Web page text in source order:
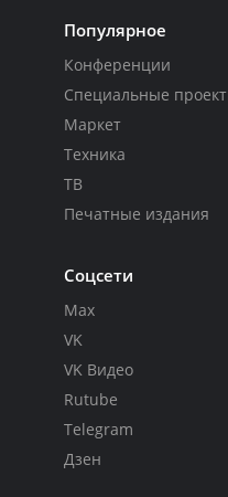
Популярное
Конференции
Специальные
Маркет
Техника
ТВ
Печатные издания
Соцсети
Max
VK
VK Видео
Rutube
Telegram
Дзен